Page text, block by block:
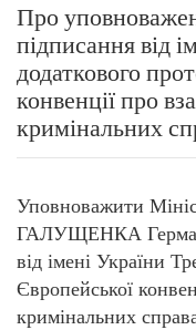
Про
підписання від
додаткового
конвенції про
кримінальних
Уповноважити
ГАЛУЩЕНКА
від імені України
Європейської
кримінальних